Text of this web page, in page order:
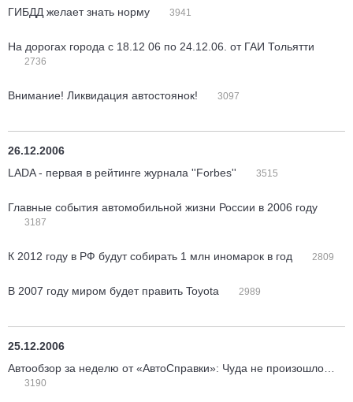
ГИБДД желает знать норму 3941
На дорогах города с 18.12 06 по 24.12.06. от ГАИ Тольятти
2736
Внимание! Ликвидация автостоянок! 3097
26.12.2006
LADA - первая в рейтинге журнала ''Forbes''
3515
Главные события автомобильной жизни России в 2006 году
3187
К 2012 году в РФ будут собирать 1 млн иномарок в год 2809
В 2007 году миром будет править Toyota 2989
25.12.2006
Автообзор за неделю от «АвтоСправки»: Чуда не произошло…
3190